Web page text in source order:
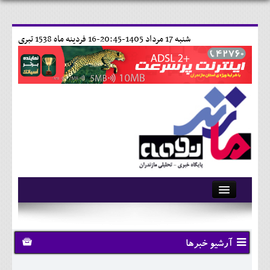
16 فردينه ماه 1538 تبری شنبه 17 مرداد 1405-20:45-
آرشیو
تماس با ما
وبلاگ
آرشیو خبرها